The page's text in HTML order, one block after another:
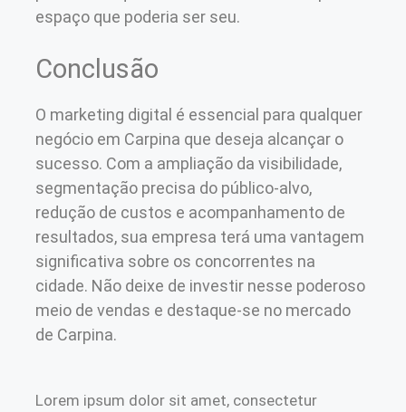
espaço que poderia ser seu.
Conclusão
O marketing digital é essencial para qualquer
negócio em Carpina que deseja alcançar o
sucesso. Com a ampliação da visibilidade,
segmentação precisa do público-alvo,
redução de custos e acompanhamento de
resultados, sua empresa terá uma vantagem
significativa sobre os concorrentes na
cidade. Não deixe de investir nesse poderoso
meio de vendas e destaque-se no mercado
de Carpina.
Lorem ipsum dolor sit amet, consectetur